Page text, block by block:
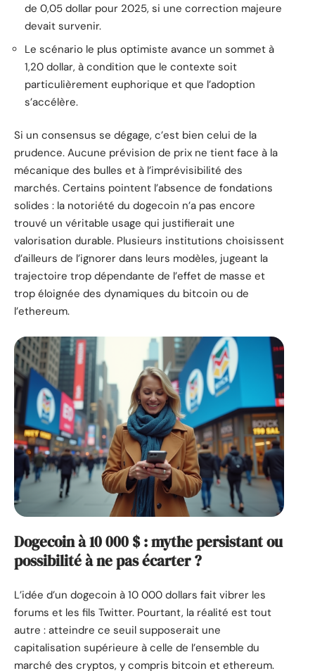
de 0,05 dollar pour 2025, si une correction majeure
devait survenir.
Le scénario le plus optimiste avance un sommet à
1,20 dollar, à condition que le contexte soit
particulièrement euphorique et que l’adoption
s’accélère.
Si un consensus se dégage, c’est bien celui de la
prudence. Aucune prévision de prix ne tient face à la
mécanique des bulles et à l’imprévisibilité des
marchés. Certains pointent l’absence de fondations
solides : la notoriété du dogecoin n’a pas encore
trouvé un véritable usage qui justifierait une
valorisation durable. Plusieurs institutions choisissent
d’ailleurs de l’ignorer dans leurs modèles, jugeant la
trajectoire trop dépendante de l’effet de masse et
trop éloignée des dynamiques du bitcoin ou de
l’ethereum.
Dogecoin à 10 000 $ : mythe persistant ou
possibilité à ne pas écarter ?
L’idée d’un dogecoin à 10 000 dollars fait vibrer les
forums et les fils Twitter. Pourtant, la réalité est tout
autre : atteindre ce seuil supposerait une
capitalisation supérieure à celle de l’ensemble du
marché des cryptos, y compris bitcoin et ethereum.